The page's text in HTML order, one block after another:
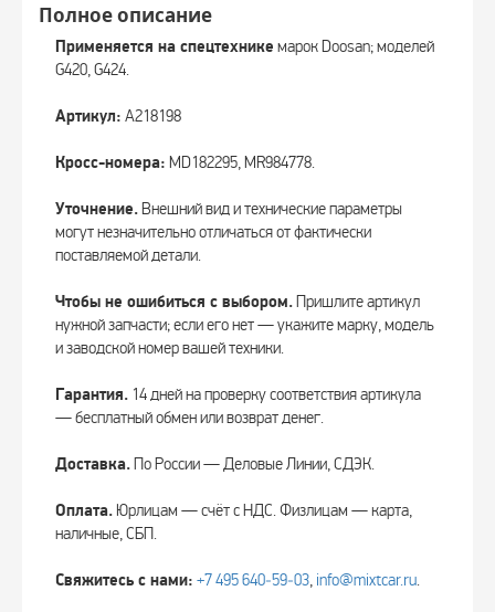
Полное описание
Применяется на спецтехнике марок Doosan; моделей
G420, G424.
Артикул: A218198
Кросс-номера: MD182295, MR984778.
Уточнение.Внешний вид и технические параметры
могут незначительно отличаться от фактически
поставляемой детали.
Чтобы не ошибиться с выбором.Пришлите артикул
нужной запчасти; если его нет — укажите марку, модель
и заводской номер вашей техники.
Гарантия. 14 дней на проверку соответствия артикула
— бесплатный обмен или возврат денег.
Доставка.По России — Деловые Линии, СДЭК.
Оплата. Юрлицам — счёт с НДС. Физлицам — карта,
наличные, СБП.
Свяжитесь с нами: +7 495 640‑59‑03, info@mixtcar.ru.